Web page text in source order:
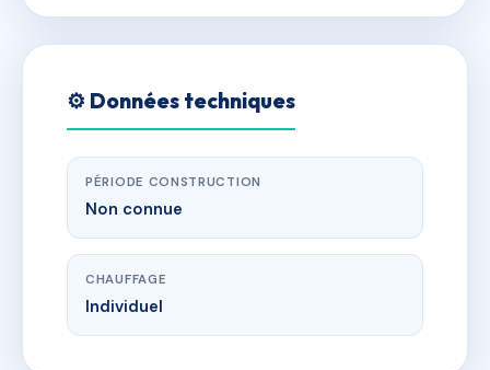
⚙️ Données techniques
PÉRIODE CONSTRUCTION
Non connue
CHAUFFAGE
Individuel